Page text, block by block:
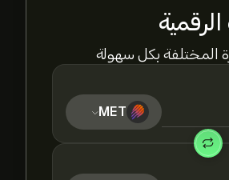
المختلفة بكل سهولة
MET